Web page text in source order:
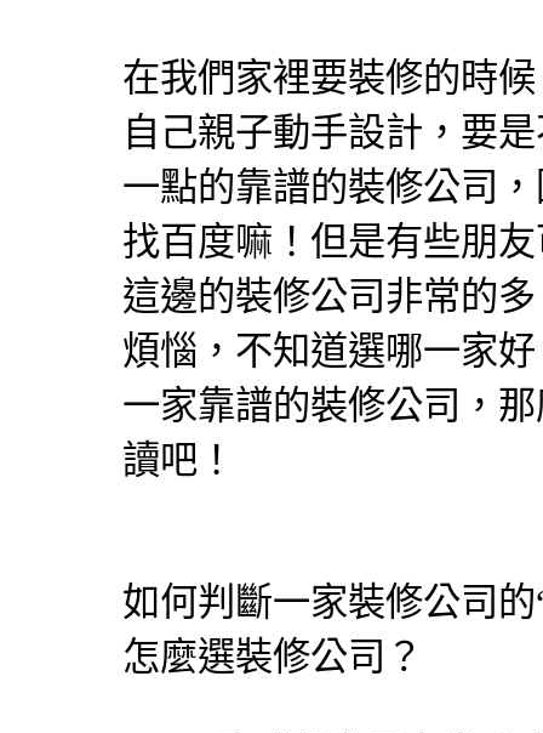
在我們家裡要裝修的時
自己親子動手設計，要
一點的靠譜的裝修公司
找百度嘛！但是有些朋
這邊的裝修公司非常的
煩惱，不知道選哪一家
一家靠譜的裝修公司，
讀吧！
如何判斷一家裝修公司的
怎麼選裝修公司？